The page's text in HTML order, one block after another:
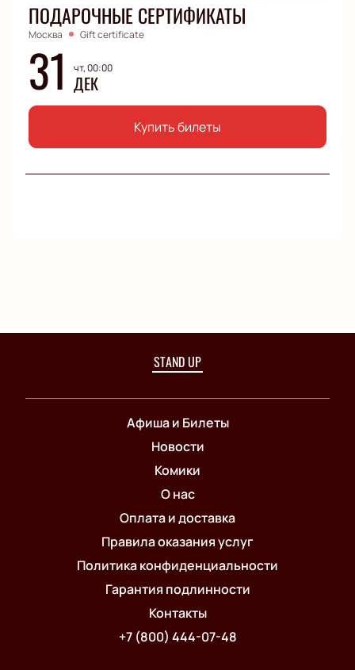
ПОДАРОЧНЫЕ СЕРТИФИКАТЫ
Москва Gift certificate
31 чт, 00:00
ДЕК
Купить билеты
STAND UP
Афиша и Билеты
Новости
Комики
О нас
Оплата и доставка
Правила оказания услуг
Политика конфиденциальности
Гарантия подлинности
Контакты
+7 (800) 444-07-48